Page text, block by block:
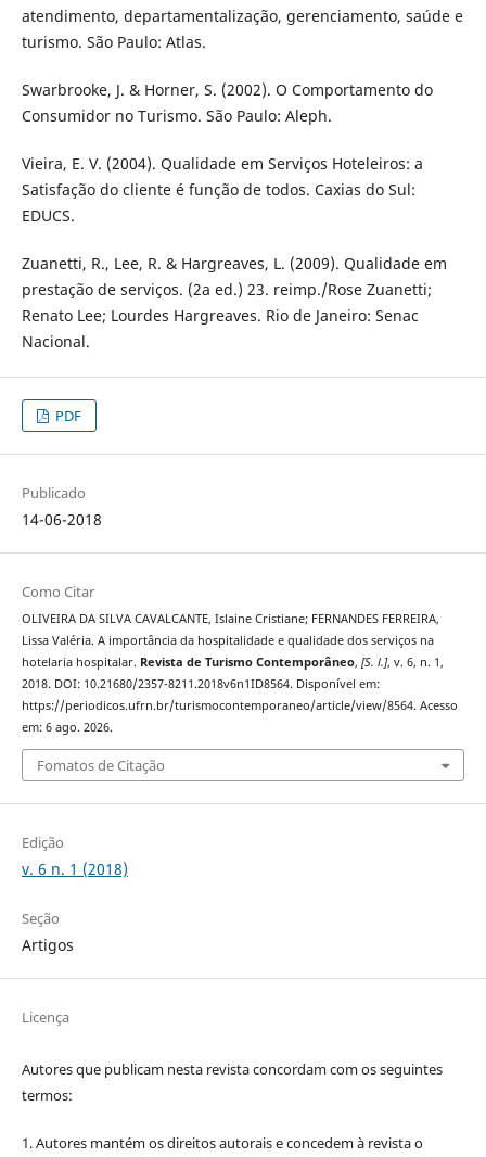
atendimento, departamentalização, gerenciamento, saúde e
turismo. São Paulo: Atlas.
Swarbrooke, J. & Horner, S. (2002). O Comportamento do
Consumidor no Turismo. São Paulo: Aleph.
Vieira, E. V. (2004). Qualidade em Serviços Hoteleiros: a
Satisfação do cliente é função de todos. Caxias do Sul:
EDUCS.
Zuanetti, R., Lee, R. & Hargreaves, L. (2009). Qualidade em
prestação de serviços. (2a ed.) 23. reimp./Rose Zuanetti;
Renato Lee; Lourdes Hargreaves. Rio de Janeiro: Senac
Nacional.
PDF
Publicado
14-06-2018
Como Citar
OLIVEIRA DA SILVA CAVALCANTE, Islaine Cristiane; FERNANDES FERREIRA,
Lissa Valéria. A importância da hospitalidade e qualidade dos serviços na
hotelaria hospitalar. Revista de Turismo Contemporâneo, [S. l.], v. 6, n. 1,
2018. DOI: 10.21680/2357-8211.2018v6n1ID8564. Disponível em:
https://periodicos.ufrn.br/turismocontemporaneo/article/view/8564. Acesso
em: 6 ago. 2026.
Fomatos de Citação
Edição
v. 6 n. 1 (2018)
Seção
Artigos
Licença
Autores que publicam nesta revista concordam com os seguintes
termos:
1. Autores mantém os direitos autorais e concedem à revista o